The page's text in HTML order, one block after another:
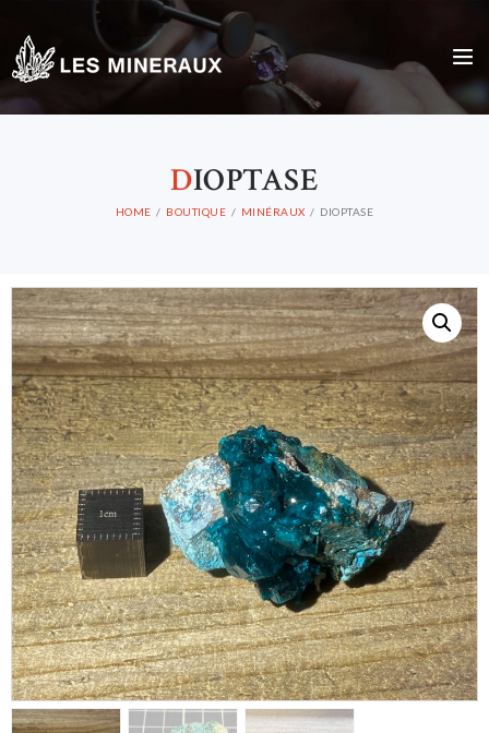
DIOPTASE
HOME BOUTIQUE MINÉRAUX DIOPTASE